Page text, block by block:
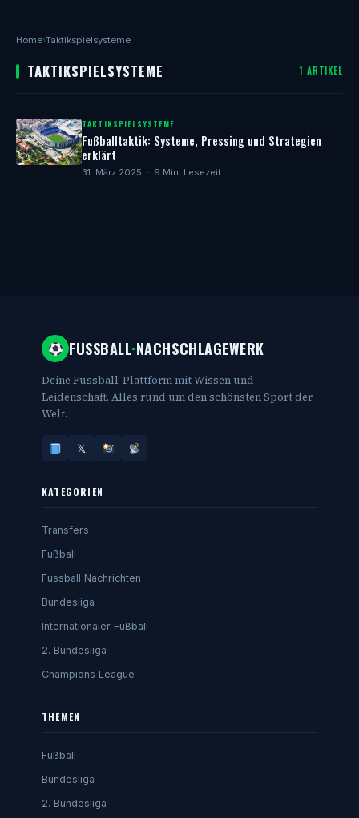
Home›Taktikspielsysteme
TAKTIKSPIELSYSTEME 1 ARTIKEL
TAKTIKSPIELSYSTEME
Fußballtaktik: Systeme, Pressing und Strategien
erklärt
31. März 2025 · 9 Min. Lesezeit
FUSSBALL·NACHSCHLAGEWERK
Deine Fussball-Plattform mit Wissen und
Leidenschaft. Alles rund um den schönsten Sport der
Welt.
𝕏
KATEGORIEN
Transfers
Fußball
Fussball Nachrichten
Bundesliga
Internationaler Fußball
2. Bundesliga
Champions League
THEMEN
Fußball
Bundesliga
2. Bundesliga